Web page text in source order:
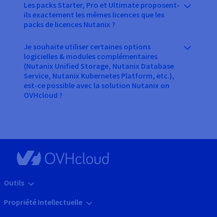
Les packs Starter, Pro et Ultimate proposent-
ils exactement les mêmes licences que les
packs de licences Nutanix ?
Je souhaite utiliser certaines options
logicielles & modules complémentaires
(Nutanix Unified Storage, Nutanix Database
Service, Nutanix Kubernetes Platform, etc.),
est-ce possible avec la solution Nutanix on
OVHcloud ?
Outils
Propriété Intellectuelle